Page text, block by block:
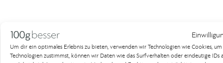
Um dir ein optimales Erlebnis zu bieten, verwenden wir Technologien wie Cookies,
Technologien zustimmst, können wir Daten wie das Surfverhalten oder eindeutige